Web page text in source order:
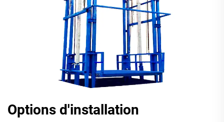
Options d'installation